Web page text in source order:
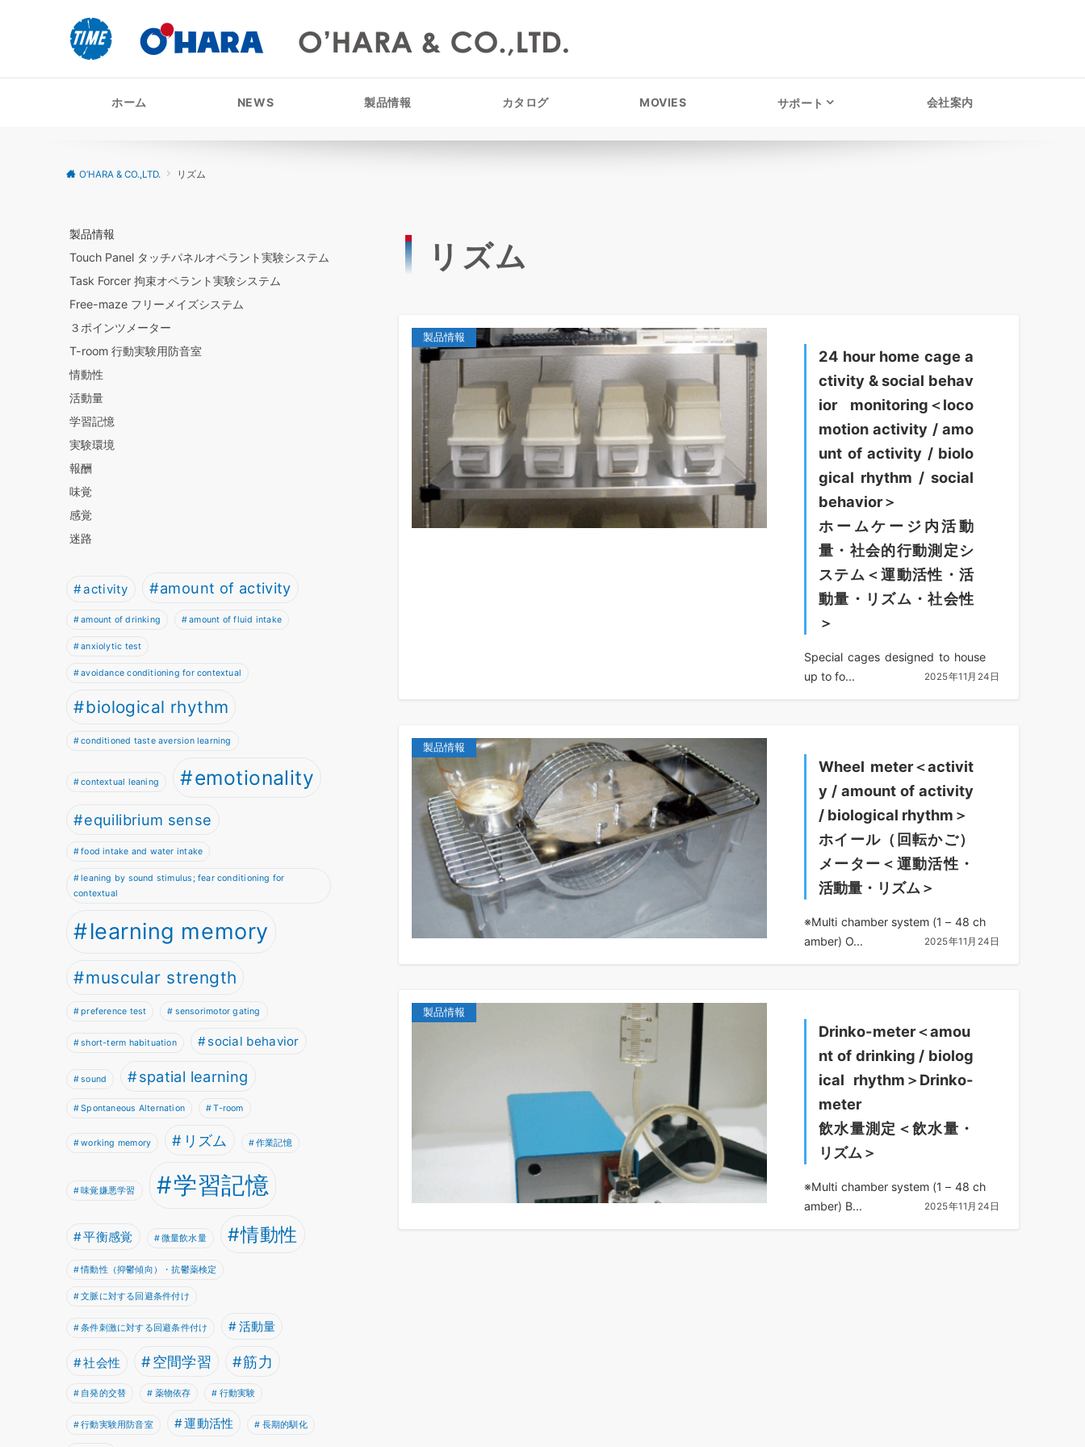
ホーム NEWS 製品情報 カタログ MOVIES サポート 会社案内
O’HARA & CO.,LTD. リズム
リズム
製品情報
24 hour home cage a
ctivity & social behav
ior monitoring＜loco
motion activity / amo
unt of activity / biolo
gical rhythm / social
behavior＞
ホームケージ内活動
量・社会的行動測定シ
ステム＜運動活性・活
動量・リズム・社会性
＞
Special cages designed to house
up to fo...
2025年11月24日
製品情報
Wheel meter＜activit
y / amount of activity
/ biological rhythm＞
ホイール（回転かご）
メーター＜運動活性・
活動量・リズム＞
※Multi chamber system (1 – 48 ch
amber) O...
2025年11月24日
製品情報
Drinko-meter＜amou
nt of drinking / biolog
ical rhythm＞Drinko-
meter
飲水量測定＜飲水量・
リズム＞
※Multi chamber system (1 – 48 ch
amber) B...
2025年11月24日
製品情報
Touch Panel タッチパネルオペラント実験システム
Task Forcer 拘束オペラント実験システム
Free-maze フリーメイズシステム
３ポインツメーター
T-room 行動実験用防音室
情動性
活動量
学習記憶
実験環境
報酬
味覚
感覚
迷路
activity amount of activity
amount of drinking amount of fluid intake
anxiolytic test
avoidance conditioning for contextual
biological rhythm
conditioned taste aversion learning
contextual leaning emotionality
equilibrium sense
food intake and water intake
leaning by sound stimulus; fear conditioning for
contextual
learning memory
muscular strength
preference test sensorimotor gating
short-term habituation social behavior
sound spatial learning
Spontaneous Alternation T-room
working memory リズム 作業記憶
味覚嫌悪学習 学習記憶
平衡感覚 微量飲水量 情動性
情動性（抑鬱傾向）・抗鬱薬検定
文脈に対する回避条件付け
条件刺激に対する回避条件付け 活動量
社会性 空間学習 筋力
自発的交替 薬物依存 行動実験
行動実験用防音室 運動活性 長期的馴化